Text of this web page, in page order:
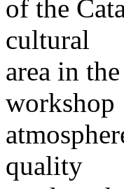
of the
cultural
area in
workshop
quality